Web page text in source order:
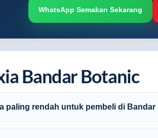
WhatsApp Semakan Sekarang
Bandar Botanic
paling rendah untuk pembeli di